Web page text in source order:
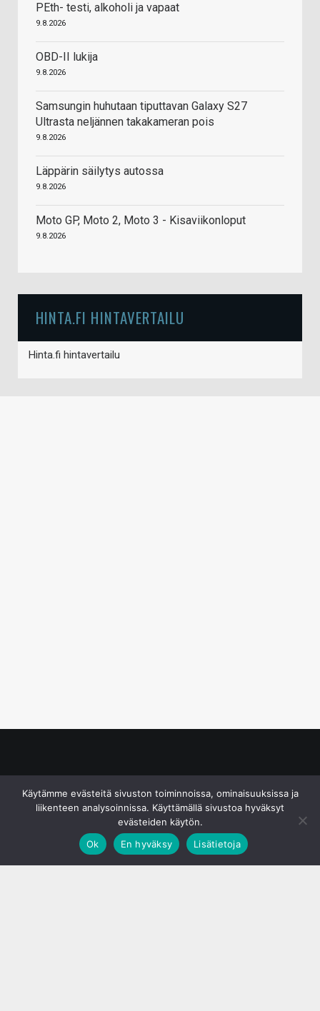
PEth- testi, alkoholi ja vapaat
9.8.2026
OBD-II lukija
9.8.2026
Samsungin huhutaan tiputtavan Galaxy S27
Ultrasta neljännen takakameran pois
9.8.2026
Läppärin säilytys autossa
9.8.2026
Moto GP, Moto 2, Moto 3 - Kisaviikonloput
9.8.2026
HINTA.FI HINTAVERTAILU
Hinta.fi hintavertailu
Käytämme evästeitä sivuston toiminnoissa, ominaisuuksissa ja
liikenteen analysoinnissa. Käyttämällä sivustoa hyväksyt
evästeiden käytön.
Ok
En hyväksy Lisätietoja